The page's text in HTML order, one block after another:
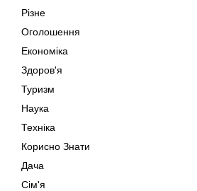
Різне
Оголошення
Економіка
Здоров'я
Туризм
Наука
Техніка
Корисно Знати
Дача
Сім'я